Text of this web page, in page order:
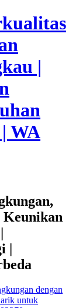
|
WA
Keunikan
|